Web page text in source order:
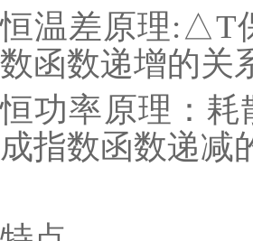
恒温差原理:△T
数函数递增的关
恒功率原理：
成指数函数递减